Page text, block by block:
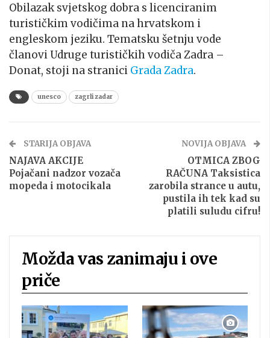
Obilazak svjetskog dobra s licenciranim
turističkim vodičima na hrvatskom i
engleskom jeziku. Tematsku šetnju vode
članovi Udruge turističkih vodiča Zadra –
Donat, stoji na stranici Grada Zadra.
unesco zagrli zadar
STARIJA OBJAVA
NAJAVA AKCIJE
Pojačani nadzor vozača
mopeda i motocikala
NOVIJA OBJAVA
OTMICA ZBOG
RAČUNA Taksistica
zarobila strance u autu,
pustila ih tek kad su
platili suludu cifru!
Možda vas zanimaju i ove
priče